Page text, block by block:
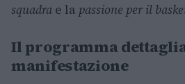
squadra e la passione per il
Il programma
manifestazione